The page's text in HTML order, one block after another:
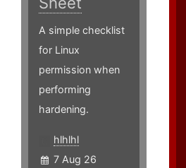
A simple checklist
for Linux
permission when
performing
hardening.
hlhlhl
7 Aug 26